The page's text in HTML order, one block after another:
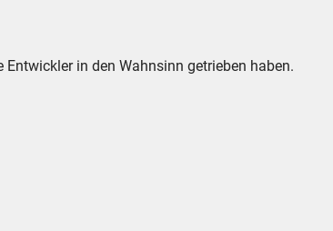
in den Wahnsinn getrieben haben.